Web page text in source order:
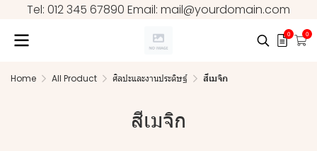
Tel: 012 345 67890 Email: mail@yourdomain.com
0 0
Home All Product ศิลปะและงานประดิษฐ์ สีเมจิก
สีเมจิก